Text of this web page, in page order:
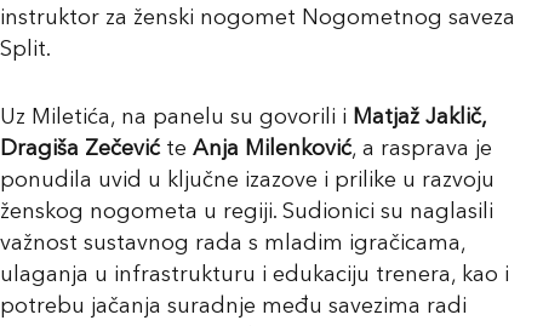
instruktor za ženski nogomet Nogometnog saveza
Split.
Uz Miletića, na panelu su govorili i Matjaž Jaklič,
Dragiša Zečević te Anja Milenković, a rasprava je
ponudila uvid u ključne izazove i prilike u razvoju
ženskog nogometa u regiji. Sudionici su naglasili
važnost sustavnog rada s mladim igračicama,
ulaganja u infrastrukturu i edukaciju trenera, kao i
potrebu jačanja suradnje među savezima radi